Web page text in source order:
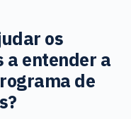
os
a entender a
de